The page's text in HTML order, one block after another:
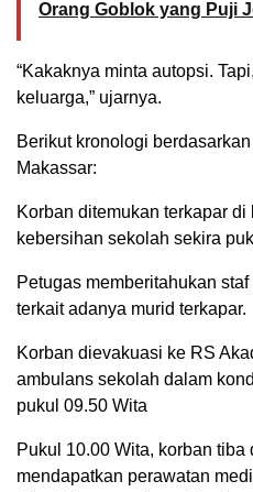
Orang Goblok yang Puji
“Kakaknya minta autopsi.
keluarga,” ujarnya.
Berikut kronologi
Makassar:
Korban ditemukan terkapar
kebersihan sekolah sekira
Petugas memberitahukan
terkait adanya murid terkapar.
Korban dievakuasi ke RS
ambulans sekolah dalam
pukul 09.50 Wita
Pukul 10.00 Wita, korban
mendapatkan perawatan